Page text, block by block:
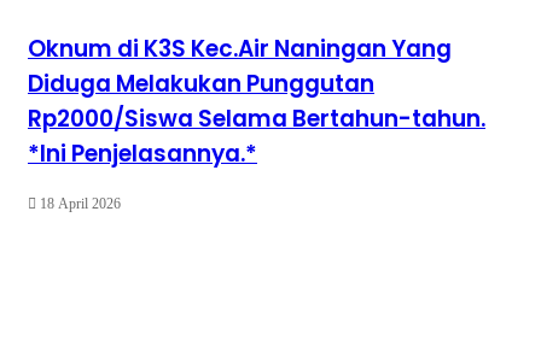
Oknum di K3S Kec.Air Naningan Yang
Diduga Melakukan Punggutan
Rp2000/Siswa Selama Bertahun-tahun.
*Ini Penjelasannya.*
18 April 2026